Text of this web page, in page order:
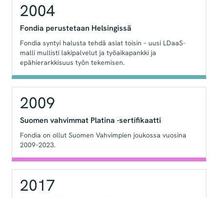
2004
Fondia perustetaan Helsingissä
Fondia syntyi halusta tehdä asiat toisin – uusi LDaaS-
malli mullisti lakipalvelut ja työaikapankki ja
epähierarkkisuus työn tekemisen.
2009
Suomen vahvimmat Platina -sertifikaatti
Fondia on ollut Suomen Vahvimpien joukossa vuosina
2009–2023.
2017